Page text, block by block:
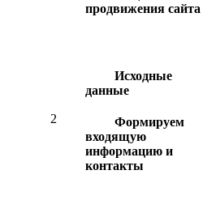
продвижения сайта
2
Исходные
данные
Формируем
входящую
информацию и
контакты